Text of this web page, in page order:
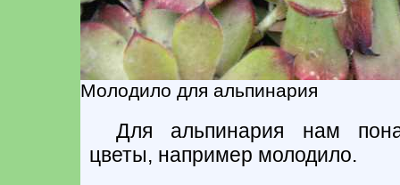
Молодило для альпинария
Для альпинария нам
цветы, например молодило.